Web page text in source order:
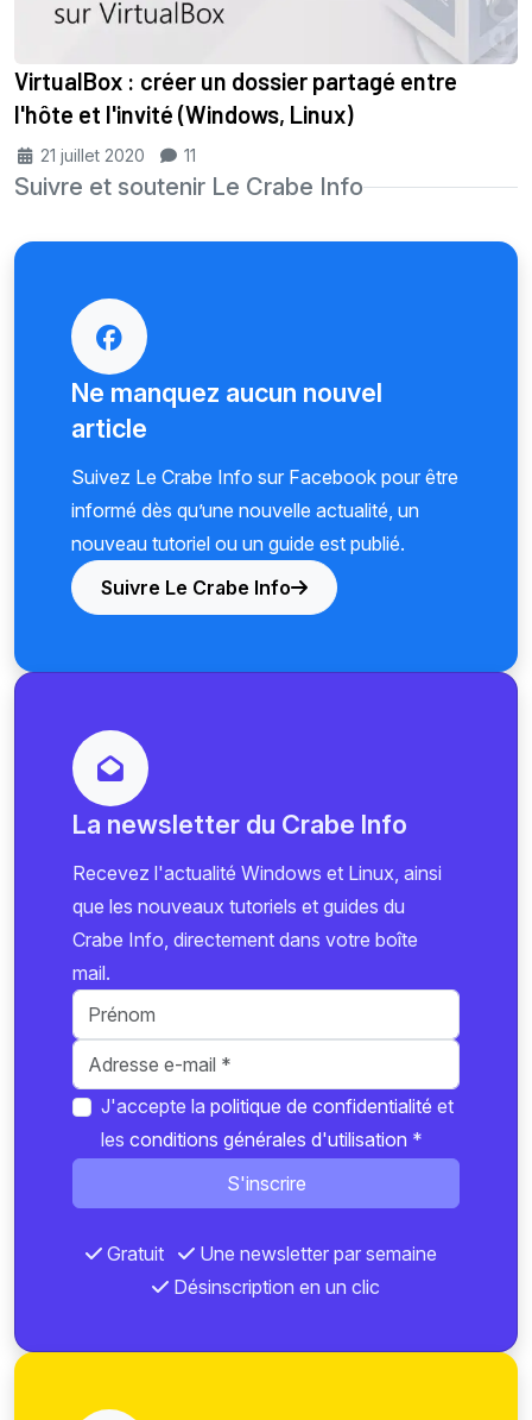
VirtualBox : créer un dossier partagé entre
l'hôte et l'invité (Windows, Linux)
21 juillet 2020 11
Suivre et soutenir Le Crabe Info
Ne manquez aucun nouvel
article
Suivez Le Crabe Info sur Facebook pour être
informé dès qu’une nouvelle actualité, un
nouveau tutoriel ou un guide est publié.
Suivre Le Crabe Info
La newsletter du Crabe Info
Recevez l'actualité Windows et Linux, ainsi
que les nouveaux tutoriels et guides du
Crabe Info, directement dans votre boîte
mail.
J'accepte la politique de confidentialité et
les conditions générales d'utilisation *
S'inscrire
Gratuit
Une newsletter par semaine
Désinscription en un clic